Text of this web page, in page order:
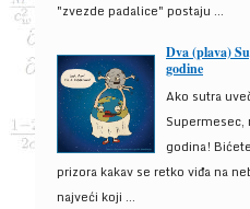
"zvezde padalice" postaju ...
Dva (plava)
godine
Ako sutra
Supermesec,
godina!
prizora kakav se retko viđa na
najveći koji ...